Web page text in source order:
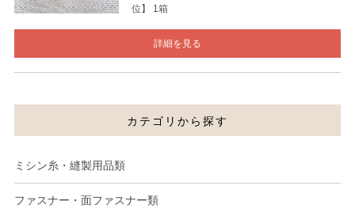
カテゴリから探す
ミシン糸・縫製用品類
ファスナー・面ファスナー類
位】 1箱
詳細を見る